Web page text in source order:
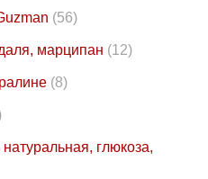
(56)
марципан (12)
(8)
глюкоза,